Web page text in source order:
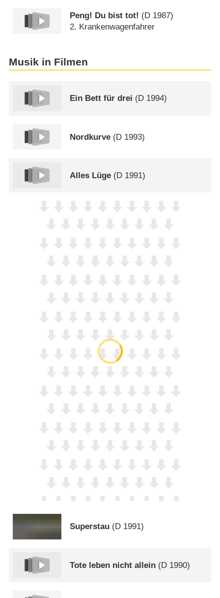
Peng! Du bist tot! (D 1987)
2. Krankenwagenfahrer
Musik in Filmen
Ein Bett für drei (D 1994)
Nordkurve (D 1993)
Alles Lüge (D 1991)
Superstau (D 1991)
Tote leben nicht allein (D 1990)